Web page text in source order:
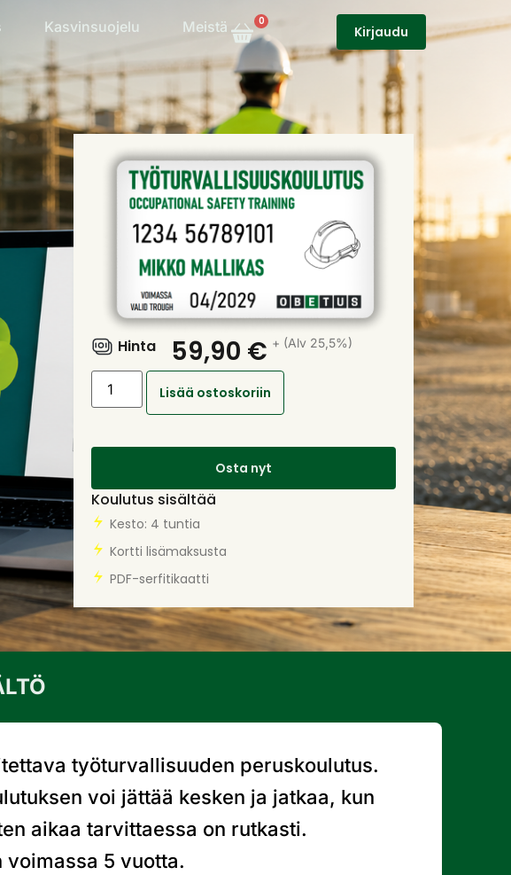
Kasvinsuojelu Meistä 0
Kirjaudu
Hinta 59,90 € + (Alv 25,5%)
Lisää ostoskoriin
Osta nyt
Koulutus sisältää
Kesto: 4 tuntia
Kortti lisämaksusta
PDF-serfitikaatti
työturvallisuuden peruskoulutus.
voi jättää kesken ja jatkaa, kun
aikaa tarvittaessa on rutkasti.
5 vuotta.